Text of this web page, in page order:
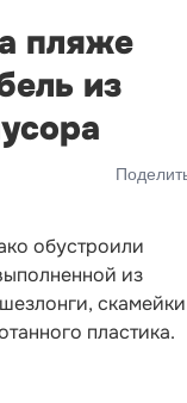
пляже
из
обустроили
из
пластика.